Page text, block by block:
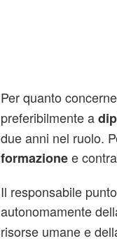
Per quanto
preferibilmente a
due anni nel ruolo.
formazionee
Il responsabile
autonomamente
risorse umane e